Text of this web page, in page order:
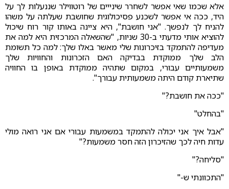
אלא שכמו שאי אפשר לשחרר שינייים של רוטווילר שננעלות לך על
היד, ככה אי אפשר לשכנע פסיכולוגית שחושבת שעלתה על משהו
להניח לך לנפשך. "אני חושבת", היא ציינה באותו קור רוח שיכול
להוציא אותי מדעתי ב-30 שניות, "שהשאלה המרכזית היא למה את
מעדיפה להתמקד בזיכרונות שלי מאשר באלו שלך: למה כל תשומת
הלב שלך ממוקדת בבדיקה האם הזכרונות והחוויות שלך
משמעותיים עבורי, במקום שתהיה ממוקדת באופן בו החוויה
שתיארת קודם היתה משמעותית עבורך".
"ככה את חושבת?"
"בהחלט"
"אבל איך אני יכולה להתמקד במשמעות עבורי אם אני רואה מולי
עדות חיה לכך שהזיכרון הזה חסר משמעות?"
"סליחה?"
"התכוונתי ש-"